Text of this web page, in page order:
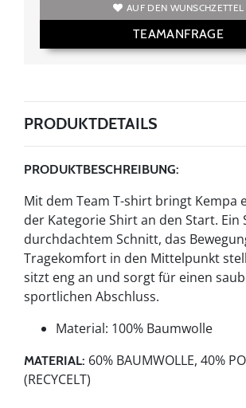
AUF DEN WUNSCHZETTEL
TEAMANFRAGE
PRODUKTDETAILS
PRODUKTBESCHREIBUNG:
Mit dem Team T-shirt bringt Kempa
der Kategorie Shirt an den Start. Ein
durchdachtem Schnitt, das
Tragekomfort in den Mittelpunkt
sitzt eng an und sorgt für einen
sportlichen Abschluss.
Material: 100% Baumwolle
MATERIAL: 60% BAUMWOLLE, 40%
(RECYCELT)